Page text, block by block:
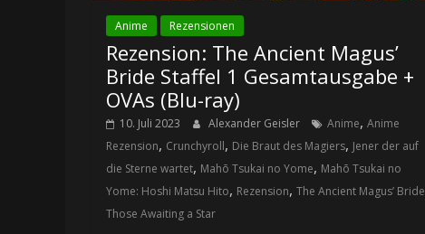
Anime Rezensionen
Rezension: The Ancient Magus’
Bride Staffel 1 Gesamtausgabe +
OVAs (Blu-ray)
10. Juli 2023 Alexander Geisler Anime, Anime
Rezension, Crunchyroll, Die Braut des Magiers, Jener der auf
die Sterne wartet, Mahō Tsukai no Yome, Mahō Tsukai no
Yome: Hoshi Matsu Hito, Rezension, The Ancient Magus’ Bride
Those Awaiting a Star